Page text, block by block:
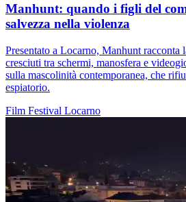
Manhunt: quando i figli del
salvezza nella violenza
Presentato a Locarno, Manhunt racconta
cresciuti tra schermi, manosfera e
sulla mascolinità contemporanea, che
espiatorio.
Film Festival Locarno